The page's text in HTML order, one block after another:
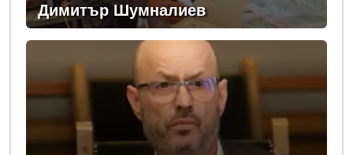
Димитър Шумналиев